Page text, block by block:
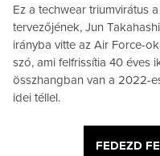
Ez a techwear triumvirátus
tervezőjének, Jun
irányba vitte az Air Force-
szó, ami felfrissítia 40 éves
összhangban van a 2022-
idei téllel.
FEDEZD